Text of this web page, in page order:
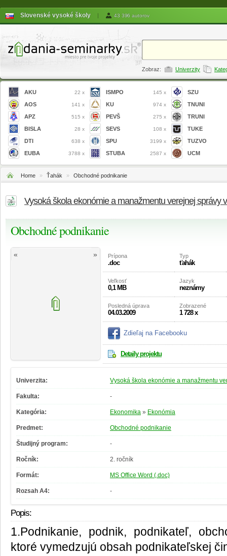
Slovenské vysoké školy | 43 396 autorov
Zobraz: Univerzity
AKU 22 x
AOS 141 x
APZ 515 x
BISLA 28 x
DTI 638 x
EUBA 3788 x
ISMPO 145 x
KU 974 x
PEVŠ 275 x
SEVS 108 x
SPU 3199 x
STUBA 2587 x
SZU
TNUNI
TRUNI
TUKE
TUZVO
UCM
Home » Ťahák » Obchodné podnikanie
Vysoká škola ekonómie a manažmentu verejnej správy
Obchodné podnikanie
« » Prípona
.doc
Typ
ťahák
Veľkosť
0,1 MB
Jazyk
neznámy
Posledná úprava
04.03.2009
Zobrazené
1 728 x
Zdieľaj na Facebooku
Detaily projektu
Univerzita: Vysoká škola ekonómie a manažmentu
Fakulta: -
Kategória: Ekonomika » Ekonómia
Predmet: Obchodné podnikanie
Študijný program: -
Ročník: 2. ročník
Formát: MS Office Word (.doc)
Rozsah A4: -
Popis:
1.Podnikanie, podnik, podnikateľ,
ktoré vymedzujú obsah podnikateľskej